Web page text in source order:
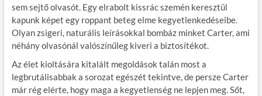
sem sejtő olvasót. Egy elrabolt kissrác szemén keresztül
kapunk képet egy roppant beteg elme kegyetlenkedéseibe.
Olyan zsigeri, naturális leírásokkal bombáz minket Carter, ami
néhány olvasónál valószínűleg kiveri a biztosítékot.
Az élet kioltására kitalált megoldások talán most a
legbrutálisabbak a sorozat egészét tekintve, de persze Carter
már rég elérte, hogy maga a kegyetlenség ne lepjen meg. Sőt,